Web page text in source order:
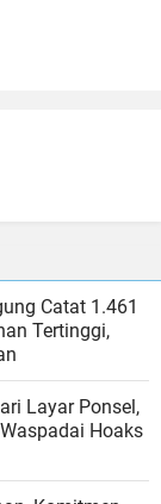
Catat 1.461
Tertinggi,
Layar Ponsel,
Hoaks